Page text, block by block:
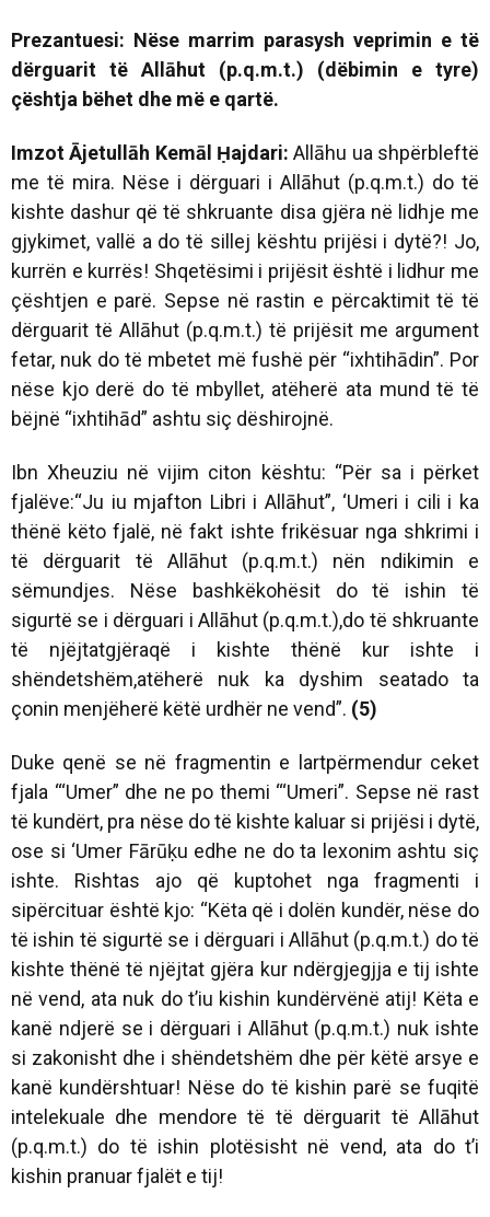
Prezantuesi: Nëse marrim parasysh veprimin e të
dërguarit të Allāhut (p.q.m.t.) (dëbimin e tyre)
çështja bëhet dhe më e qartë.
Imzot Ājetullāh Kemāl Ḥajdari: Allāhu ua shpërbleftë
me të mira. Nëse i dërguari i Allāhut (p.q.m.t.) do të
kishte dashur që të shkruante disa gjëra në lidhje me
gjykimet, vallë a do të sillej kështu prijësi i dytë?! Jo,
kurrën e kurrës! Shqetësimi i prijësit është i lidhur me
çështjen e parë. Sepse në rastin e përcaktimit të të
dërguarit të Allāhut (p.q.m.t.) të prijësit me argument
fetar, nuk do të mbetet më fushë për “ixhtihādin”. Por
nëse kjo derë do të mbyllet, atëherë ata mund të të
bëjnë “ixhtihād” ashtu siç dëshirojnë.
Ibn Xheuziu në vijim citon kështu: “Për sa i përket
fjalëve:“Ju iu mjafton Libri i Allāhut”, ‘Umeri i cili i ka
thënë këto fjalë, në fakt ishte frikësuar nga shkrimi i
të dërguarit të Allāhut (p.q.m.t.) nën ndikimin e
sëmundjes. Nëse bashkëkohësit do të ishin të
sigurtë se i dërguari i Allāhut (p.q.m.t.),do të shkruante
të njëjtatgjëraqë i kishte thënë kur ishte i
shëndetshëm,atëherë nuk ka dyshim seatado ta
çonin menjëherë këtë urdhër ne vend”. (5)
Duke qenë se në fragmentin e lartpërmendur ceket
fjala “‘Umer” dhe ne po themi “‘Umeri”. Sepse në rast
të kundërt, pra nëse do të kishte kaluar si prijësi i dytë,
ose si ‘Umer Fārūḳu edhe ne do ta lexonim ashtu siç
ishte. Rishtas ajo që kuptohet nga fragmenti i
sipërcituar është kjo: “Këta që i dolën kundër, nëse do
të ishin të sigurtë se i dërguari i Allāhut (p.q.m.t.) do të
kishte thënë të njëjtat gjëra kur ndërgjegjja e tij ishte
në vend, ata nuk do t’iu kishin kundërvënë atij! Këta e
kanë ndjerë se i dërguari i Allāhut (p.q.m.t.) nuk ishte
si zakonisht dhe i shëndetshëm dhe për këtë arsye e
kanë kundërshtuar! Nëse do të kishin parë se fuqitë
intelekuale dhe mendore të të dërguarit të Allāhut
(p.q.m.t.) do të ishin plotësisht në vend, ata do t’i
kishin pranuar fjalët e tij!